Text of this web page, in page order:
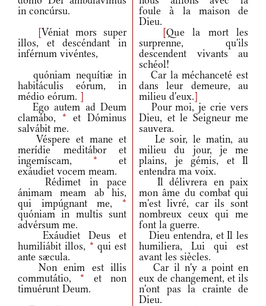
in concúrsu.
foule à la maison de
Dieu.
[Véniat mors super
illos, et descéndant in
inférnum vivéntes,
[Que la mort les
surprenne, qu'ils
descendent vivants au
schéol!
quóniam nequítiæ in
habitáculis eórum, in
médio eórum. ]
Car la méchanceté est
dans leur demeure, au
milieu d'eux.]
Ego autem ad Deum
clamábo, * et Dóminus
salvábit me.
Pour moi, je crie vers
Dieu, et le Seigneur me
sauvera.
Véspere et mane et
merídie meditábor et
ingemíscam, * et
exáudiet vocem meam.
Le soir, le matin, au
milieu du jour, je me
plains, je gémis, et Il
entendra ma voix.
Rédimet in pace
ánimam meam ab his,
qui impúgnant me, *
quóniam in multis sunt
advérsum me.
Il délivrera en paix
mon âme du combat qui
m'est livré, car ils sont
nombreux ceux qui me
font la guerre.
Exáudiet Deus et
humiliábit illos, * qui est
ante sæcula.
Dieu entendra, et Il les
humiliera, Lui qui est
avant les siècles.
Non enim est illis
commutátio,* et non
timuérunt Deum.
Car il n'y a point en
eux de changement, et ils
n'ont pas la crainte de
Dieu.